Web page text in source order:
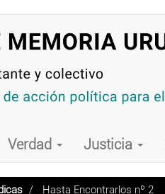
Verdad Justicia
Hasta Encontrarlos nº 2